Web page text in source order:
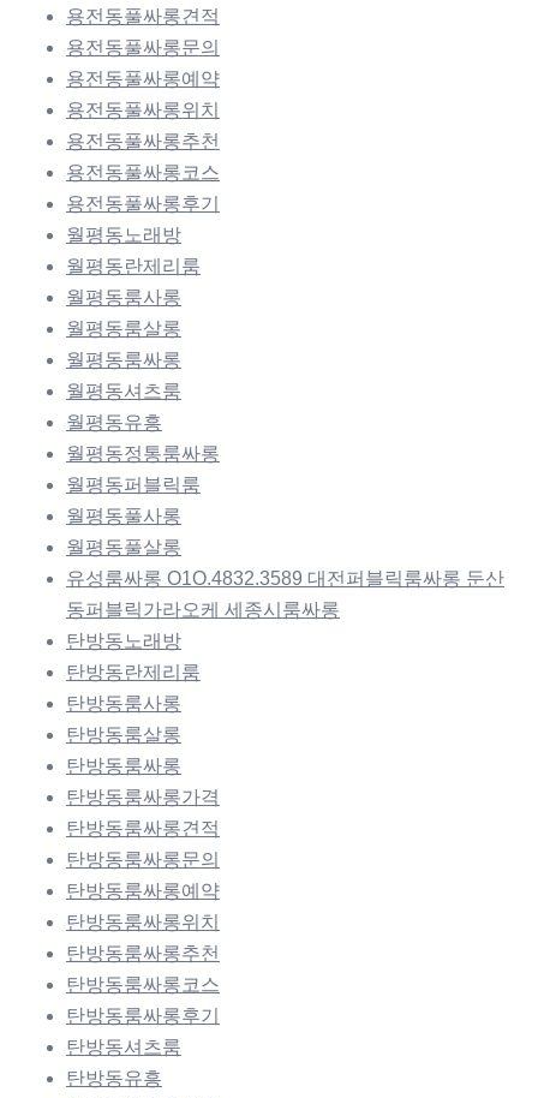
용전동풀싸롱견적
용전동풀싸롱문의
용전동풀싸롱예약
용전동풀싸롱위치
용전동풀싸롱추천
용전동풀싸롱코스
용전동풀싸롱후기
월평동노래방
월평동란제리룸
월평동룸사롱
월평동룸살롱
월평동룸싸롱
월평동셔츠룸
월평동유흥
월평동정통룸싸롱
월평동퍼블릭룸
월평동풀사롱
월평동풀살롱
유성룸싸롱 O1O.4832.3589 대전퍼블릭룸싸롱 둔산
동퍼블릭가라오케 세종시룸싸롱
탄방동노래방
탄방동란제리룸
탄방동룸사롱
탄방동룸살롱
탄방동룸싸롱
탄방동룸싸롱가격
탄방동룸싸롱견적
탄방동룸싸롱문의
탄방동룸싸롱예약
탄방동룸싸롱위치
탄방동룸싸롱추천
탄방동룸싸롱코스
탄방동룸싸롱후기
탄방동셔츠룸
탄방동유흥